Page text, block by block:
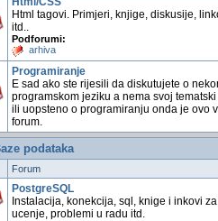
Html tagovi. Primjeri, knjige, diskusije,
itd..
Podforumi:
arhiva
Programiranje
E sad ako ste rijesili da diskutujete o
programskom jeziku a nema svoj tematski
ili uopsteno o programiranju onda je ovo
forum.
podataka
Forum
PostgreSQL
Instalacija, konekcija, sql, knige i inkovi za
ucenje, problemi u radu itd.